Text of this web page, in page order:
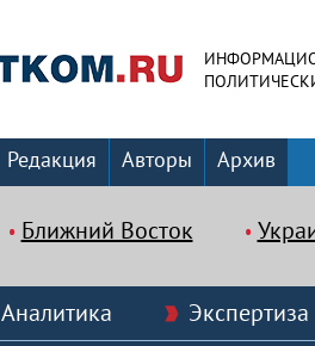
Редакция Авторы Архив
Ближний Восток
Аналитика Экспертиза